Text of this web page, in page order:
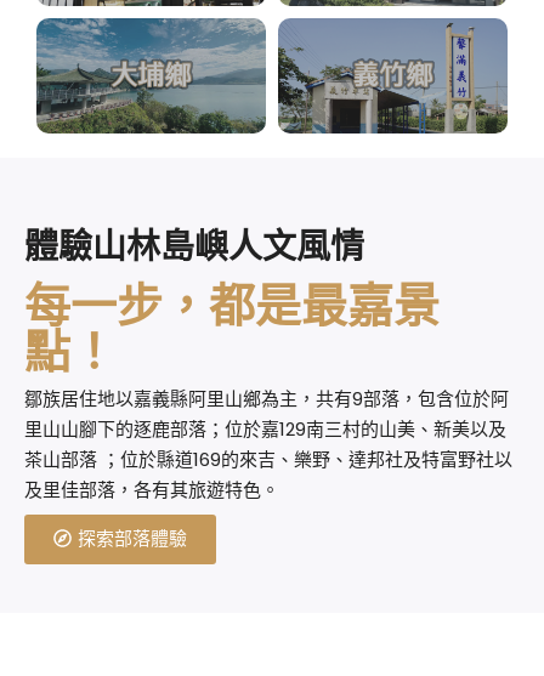
體驗山林島嶼人文風情
每一步，都是最嘉景
點！
鄒族居住地以嘉義縣阿里山鄉為主，共有9部落，包含位於阿
里山山腳下的逐鹿部落；位於嘉129南三村的山美、新美以及
茶山部落 ；位於縣道169的來吉、樂野、達邦社及特富野社以
及里佳部落，各有其旅遊特色。
探索部落體驗